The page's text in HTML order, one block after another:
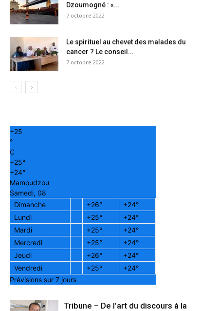
Dzoumogné : «...
7 octobre 2022
Le spirituel au chevet des malades du
cancer ? Le conseil...
7 octobre 2022
+25
°
C
+25°
+24°
Mamoudzou
Samedi, 08
Dimanche
+26° +24°
Lundi
+25° +24°
Mardi
+25° +24°
Mercredi
+25° +24°
Jeudi
+26° +24°
Vendredi
+25° +24°
Prévisions sur 7 jours
Tribune – De l’art du discours à la